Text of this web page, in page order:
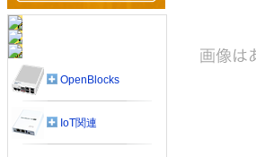
OpenBlocks
IoT関連